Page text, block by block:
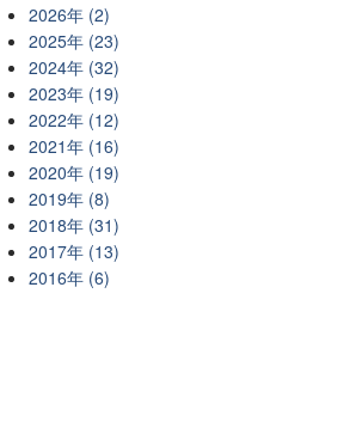
2026年 (2)
2025年 (23)
2024年 (32)
2023年 (19)
2022年 (12)
2021年 (16)
2020年 (19)
2019年 (8)
2018年 (31)
2017年 (13)
2016年 (6)